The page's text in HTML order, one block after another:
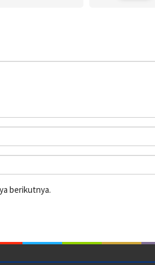
berikutnya.